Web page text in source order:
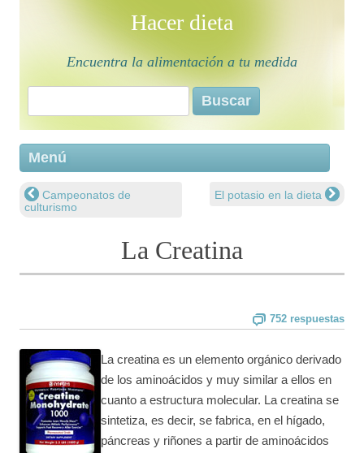
Hacer dieta
Encuentra la alimentación a tu medida
Buscar:
Menú
Navegación de entradas
Campeonatos de
culturismo
El potasio en la dieta
La Creatina
752 respuestas
La creatina es un elemento orgánico derivado
de los aminoácidos y muy similar a ellos en
cuanto a estructura molecular. La creatina se
sintetiza, es decir, se fabrica, en el hígado,
páncreas y riñones a partir de aminoácidos